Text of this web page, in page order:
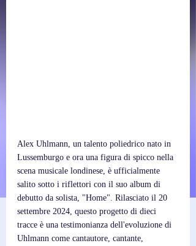
Alex Uhlmann, un talento poliedrico nato in
Lussemburgo e ora una figura di spicco nella
scena musicale londinese, è ufficialmente
salito sotto i riflettori con il suo album di
debutto da solista, "Home". Rilasciato il 20
settembre 2024, questo progetto di dieci
tracce è una testimonianza dell'evoluzione di
Uhlmann come cantautore, cantante,